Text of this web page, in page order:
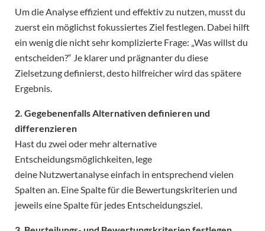
Um die Analyse effizient und effektiv zu nutzen, musst du
zuerst ein möglichst fokussiertes Ziel festlegen. Dabei hilft
ein wenig die nicht sehr komplizierte Frage: „Was willst du
entscheiden?“ Je klarer und prägnanter du diese
Zielsetzung definierst, desto hilfreicher wird das spätere
Ergebnis.
2. Gegebenenfalls Alternativen definieren und
differenzieren
Hast du zwei oder mehr alternative
Entscheidungsmöglichkeiten, lege
deine Nutzwertanalyse einfach in entsprechend vielen
Spalten an. Eine Spalte für die Bewertungskriterien und
jeweils eine Spalte für jedes Entscheidungsziel.